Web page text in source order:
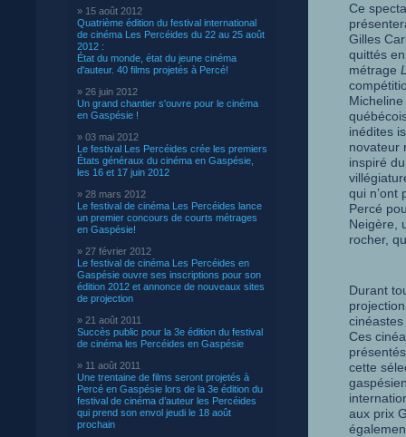
» 15 août 2012
Quatrième édition du festival international
de cinéma Les Percéides du 22 au 25 août
2012 :
État du monde, état du jeune cinéma
d'auteur. 40 films projetés à Percé!
» 26 juin 2012
Un grand chantier s'ouvre pour le cinéma
en Gaspésie !
» 03 mai 2012
Le festival Les Percéides crée les premiers
États généraux du cinéma en Gaspésie,
les 16 et 17 juin 2012
» 28 mars 2012
Le festival de cinéma Les Percéides lance
un premier concours de courts métrages
en Gaspésie!
» 27 février 2012
Le festival de cinéma Les Percéides en
Gaspésie ouvre ses inscriptions pour son
édition 2012 et annonce de nouveaux sites
de projection
» 21 août 2011
Succès public pour la 3e édition du festival
de cinéma les Percéides en Gaspésie
» 11 août 2011
Une trentaine de films seront projetés à
Percé en Gaspésie lors de la 3e édition du
festival de cinéma d’auteur les Percéides
qui prend son envol jeudi le 18 août
prochain
Ce
Gilles
quittés
métrage
inédites
novateur
inspiré
qui n’ont
Percé
Neigère,
rocher,
Durant
cinéastes
Ces
cette
aux prix